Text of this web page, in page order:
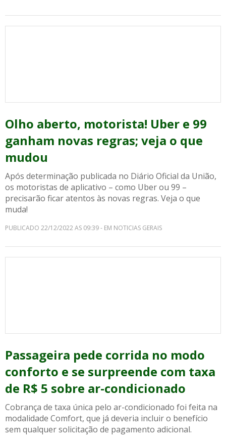
Olho aberto, motorista! Uber e 99
ganham novas regras; veja o que
mudou
Após determinação publicada no Diário Oficial da União,
os motoristas de aplicativo – como Uber ou 99 –
precisarão ficar atentos às novas regras. Veja o que
muda!
PUBLICADO 22/12/2022 AS 09:39 - EM NOTICIAS GERAIS
Passageira pede corrida no modo
conforto e se surpreende com taxa
de R$ 5 sobre ar-condicionado
Cobrança de taxa única pelo ar-condicionado foi feita na
modalidade Comfort, que já deveria incluir o benefício
sem qualquer solicitação de pagamento adicional.